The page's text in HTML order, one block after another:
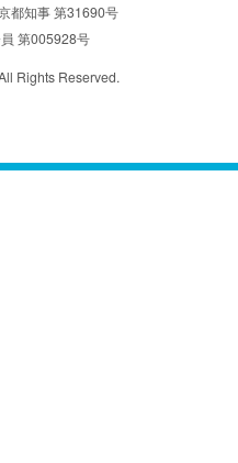
都知事 第31690号
第005928号
Rights Reserved.